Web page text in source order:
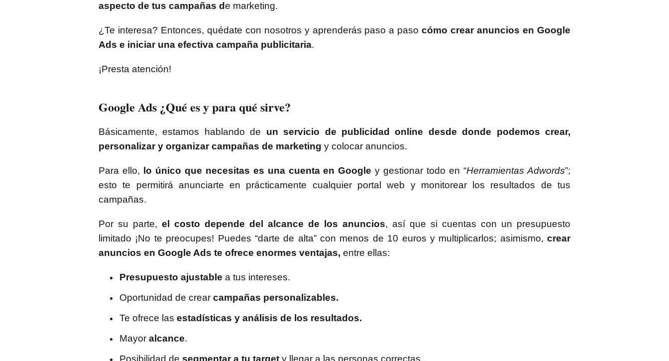
aspecto de tus campañas de marketing.
¿Te interesa? Entonces, quédate con nosotros y aprenderás paso a pasocómo crear anuncios en Google
Ads e iniciar una efectiva campaña publicitaria.
¡Presta atención!
Google Ads ¿Qué es y para qué sirve?
Básicamente, estamos hablando de un servicio de publicidad online desde donde podemos crear,
personalizar y organizar campañas de marketing y colocar anuncios.
Para ello, lo único que necesitas es una cuenta en Google y gestionar todo en “Herramientas Adwords”;
esto te permitirá anunciarte en prácticamente cualquier portal web y monitorear los resultados de tus
campañas.
Por su parte, el costo depende del alcance de los anuncios, así que si cuentas con un presupuesto
limitado ¡No te preocupes! Puedes “darte de alta” con menos de 10 euros y multiplicarlos; asimismo, crear
anuncios en Google Ads te ofrece enormes ventajas, entre ellas:
Presupuesto ajustable a tus intereses.
Oportunidad de crear campañas personalizables.
Te ofrece las estadísticas y análisis de los resultados.
Mayor alcance.
Posibilidad de segmentar a tu target y llegar a las personas correctas.